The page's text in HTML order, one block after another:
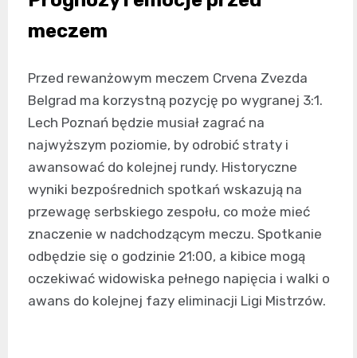
meczem
Przed rewanżowym meczem Crvena Zvezda
Belgrad ma korzystną pozycję po wygranej 3:1.
Lech Poznań będzie musiał zagrać na
najwyższym poziomie, by odrobić straty i
awansować do kolejnej rundy. Historyczne
wyniki bezpośrednich spotkań wskazują na
przewagę serbskiego zespołu, co może mieć
znaczenie w nadchodzącym meczu. Spotkanie
odbędzie się o godzinie 21:00, a kibice mogą
oczekiwać widowiska pełnego napięcia i walki o
awans do kolejnej fazy eliminacji Ligi Mistrzów.